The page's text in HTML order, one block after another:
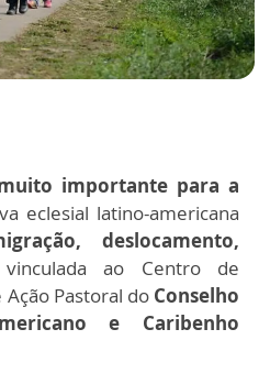
importante para a
eclesial latino-americana
deslocamento,
vinculada ao Centro de
Pastoral do Conselho
e Caribenho